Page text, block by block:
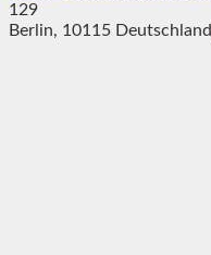
129
Berlin, 10115 Deutschland